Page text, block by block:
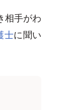
相手がわ
士に聞い